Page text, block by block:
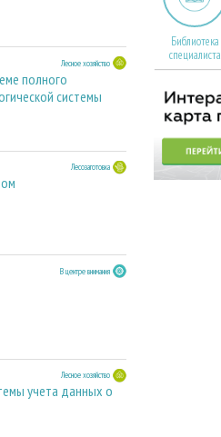
Лесное хозяйство
полного
системы
Лесозаготовка
В центре внимания
Лесное хозяйство
учета данных о
Библиотека
специалиста